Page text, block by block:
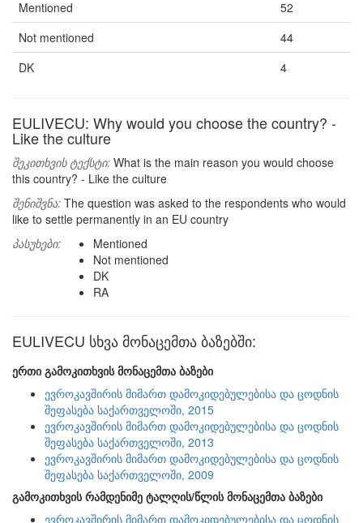
Mentioned
52
Not mentioned
44
DK
4
EULIVECU: Why would you choose the country? -
Like the culture
შეკითხვის ტექსტი: What is the main reason you would choose
this country? - Like the culture
შენიშვნა: The question was asked to the respondents who would
like to settle permanently in an EU country
პასუხები:
Mentioned
Not mentioned
DK
RA
EULIVECU სხვა მონაცემთა ბაზებში:
ერთი გამოკითხვის მონაცემთა ბაზები
ევროკავშირის მიმართ დამოკიდებულებისა და ცოდნის
შეფასება საქართველოში, 2015
ევროკავშირის მიმართ დამოკიდებულებისა და ცოდნის
შეფასება საქართველოში, 2013
ევროკავშირის მიმართ დამოკიდებულებისა და ცოდნის
შეფასება საქართველოში, 2009
გამოკითხვის რამდენიმე ტალღის/წლის მონაცემთა ბაზები
ევროკავშირის მიმართ დამოკიდებულებისა და ცოდნის